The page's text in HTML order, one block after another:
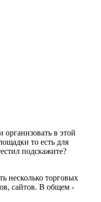
в этой
то есть для
подскажите?
несколько торговых
сайтов. В общем -